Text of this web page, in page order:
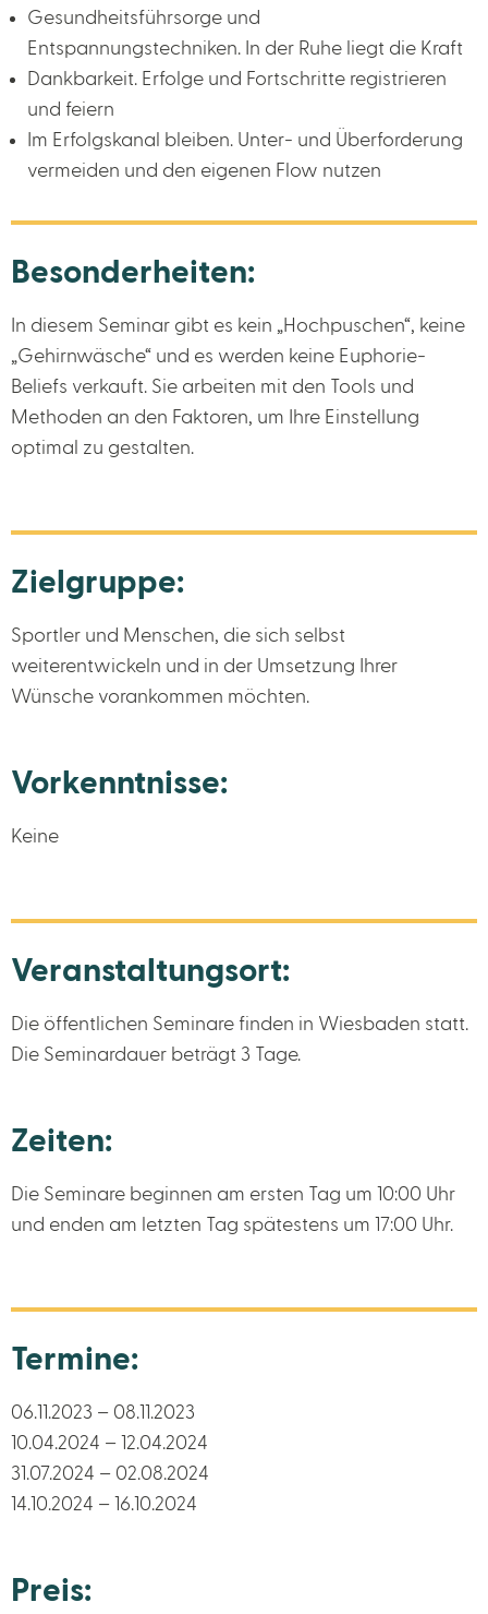
Gesundheitsführsorge und
Entspannungstechniken. In der Ruhe liegt die Kraft
Dankbarkeit. Erfolge und Fortschritte registrieren
und feiern
Im Erfolgskanal bleiben. Unter- und Überforderung
vermeiden und den eigenen Flow nutzen
Besonderheiten:
In diesem Seminar gibt es kein „Hochpuschen“, keine
„Gehirnwäsche“ und es werden keine Euphorie-
Beliefs verkauft. Sie arbeiten mit den Tools und
Methoden an den Faktoren, um Ihre Einstellung
optimal zu gestalten.
Zielgruppe:
Sportler und Menschen, die sich selbst
weiterentwickeln und in der Umsetzung Ihrer
Wünsche vorankommen möchten.
Vorkenntnisse:
Keine
Veranstaltungsort:
Die öffentlichen Seminare finden in Wiesbaden statt.
Die Seminardauer beträgt 3 Tage.
Zeiten:
Die Seminare beginnen am ersten Tag um 10:00 Uhr
und enden am letzten Tag spätestens um 17:00 Uhr.
Termine:
06.11.2023 – 08.11.2023
10.04.2024 – 12.04.2024
31.07.2024 – 02.08.2024
14.10.2024 – 16.10.2024
Preis: